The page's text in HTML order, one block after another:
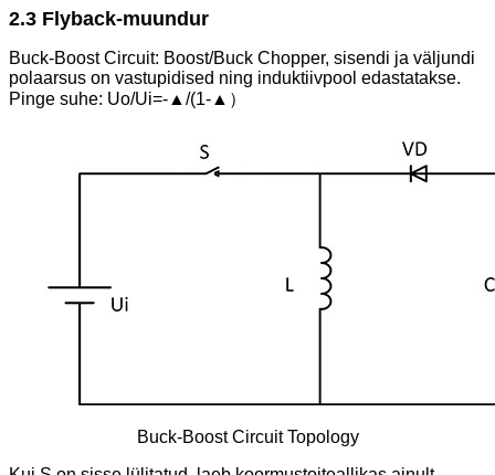
2.3 Flyback-muundur
Buck-Boost Circuit: Boost/Buck Chopper, sisendi ja väljundi
polaarsus on vastupidised ning induktiivpool edastatakse.
Pinge suhe: Uo/Ui=-▲/(1-▲）
Buck-Boost Circuit Topology